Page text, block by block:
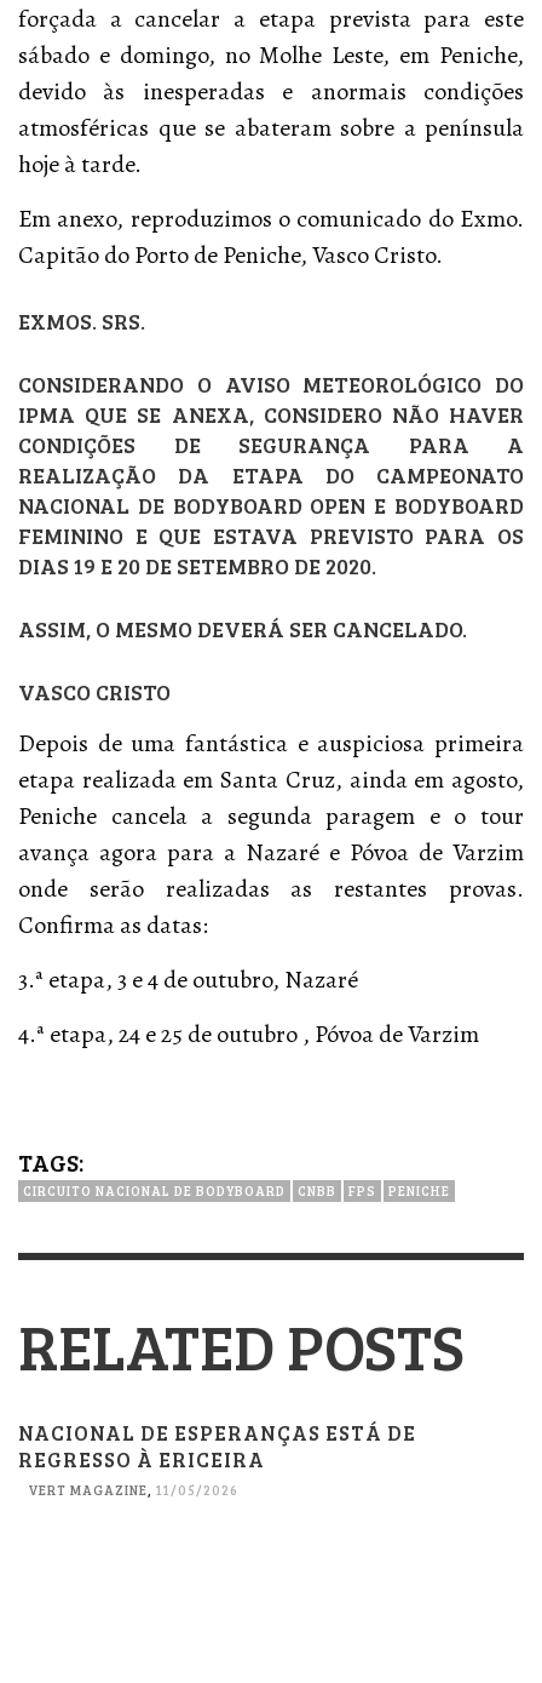
forçada a cancelar a etapa prevista para este
sábado e domingo, no Molhe Leste, em Peniche,
devido às inesperadas e anormais condições
atmosféricas que se abateram sobre a península
hoje à tarde.
Em anexo, reproduzimos o comunicado do Exmo.
Capitão do Porto de Peniche, Vasco Cristo.
EXMOS. SRS.
CONSIDERANDO O AVISO METEOROLÓGICO DO
IPMA QUE SE ANEXA, CONSIDERO NÃO HAVER
CONDIÇÕES DE SEGURANÇA PARA A
REALIZAÇÃO DA ETAPA DO CAMPEONATO
NACIONAL DE BODYBOARD OPEN E BODYBOARD
FEMININO E QUE ESTAVA PREVISTO PARA OS
DIAS 19 E 20 DE SETEMBRO DE 2020.
ASSIM, O MESMO DEVERÁ SER CANCELADO.
VASCO CRISTO
Depois de uma fantástica e auspiciosa primeira
etapa realizada em Santa Cruz, ainda em agosto,
Peniche cancela a segunda paragem e o tour
avança agora para a Nazaré e Póvoa de Varzim
onde serão realizadas as restantes provas.
Confirma as datas:
3.ª etapa, 3 e 4 de outubro, Nazaré
4.ª etapa, 24 e 25 de outubro , Póvoa de Varzim
TAGS:
CIRCUITO NACIONAL DE BODYBOARD CNBB FPS PENICHE
RELATED POSTS
NACIONAL DE ESPERANÇAS ESTÁ DE
REGRESSO À ERICEIRA
VERT MAGAZINE 11/05/2026